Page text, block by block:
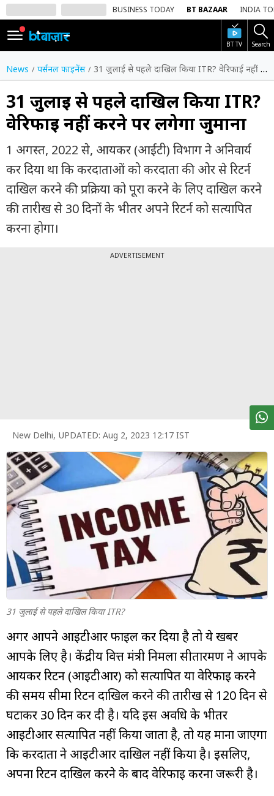
BUSINESS TODAY BT BAZAAR INDIA
BT TV Search
SIGN
IN
Dark
Mode
होम
शेयर
बाज़ार
वीडियो
ट्रेंडिंग
शेयर
बाज़ार
ट्रेंडिंग
बिजनेस
न्यूज
वीडियो
म्यूचुअल
फंड
News पर्सनल फाइनेंस 31 जुलाई से पहले दाखिल किया ITR? वेरिफाई नहीं करने पर लगेगा जुर्माना
31 जुलाई से पहले दाखिल किया ITR?
वेरिफाई नहीं करने पर लगेगा जुर्माना
1 अगस्त, 2022 से, आयकर (आईटी) विभाग ने अनिवार्य
कर दिया था कि करदाताओं को करदाता की ओर से रिटर्न
दाखिल करने की प्रक्रिया को पूरा करने के लिए दाखिल करने
की तारीख से 30 दिनों के भीतर अपने रिटर्न को सत्यापित
करना होगा।
ADVERTISEMENT
New Delhi, UPDATED: Aug 2, 2023 12:17 IST
31 जुलाई से पहले दाखिल किया ITR?
अगर आपने आईटीआर फाइल कर दिया है तो ये खबर
आपके लिए है। केंद्रीय वित्त मंत्री निर्मला सीतारमण ने आपके
आयकर रिटर्न (आईटीआर) को सत्यापित या वेरिफाई करने
की समय सीमा रिटर्न दाखिल करने की तारीख से 120 दिन से
घटाकर 30 दिन कर दी है। यदि इस अवधि के भीतर
आईटीआर सत्यापित नहीं किया जाता है, तो यह माना जाएगा
कि करदाता ने आईटीआर दाखिल नहीं किया है। इसलिए,
अपना रिटर्न दाखिल करने के बाद वेरिफाई करना जरूरी है।